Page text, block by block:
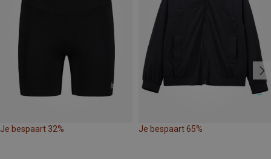
Je bespaart 32% Je bespaart 65%